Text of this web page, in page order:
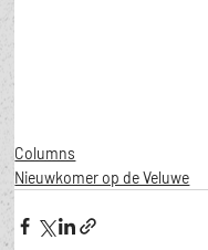
Columns
Nieuwkomer op de Veluwe